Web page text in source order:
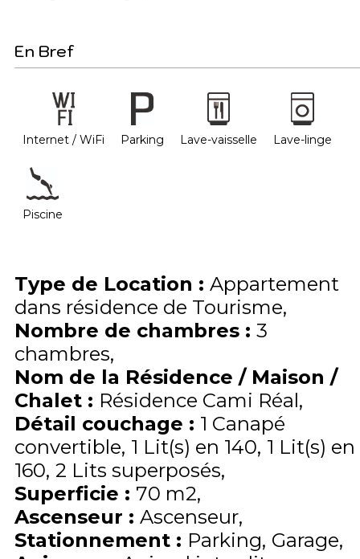
En Bref
Internet / WiFi Parking Lave-vaisselle Lave-linge
Piscine
Type de Location : Appartement
dans résidence de Tourisme
Nombre de chambres : 3
chambres
Nom de la Résidence / Maison /
Chalet : Résidence Cami Réal
Détail couchage : 1 Canapé
convertible 1 Lit(s) en 140 1 Lit(s) en
160 2 Lits superposés
Superficie : 70 m2
Ascenseur : Ascenseur
Stationnement : Parking Garage